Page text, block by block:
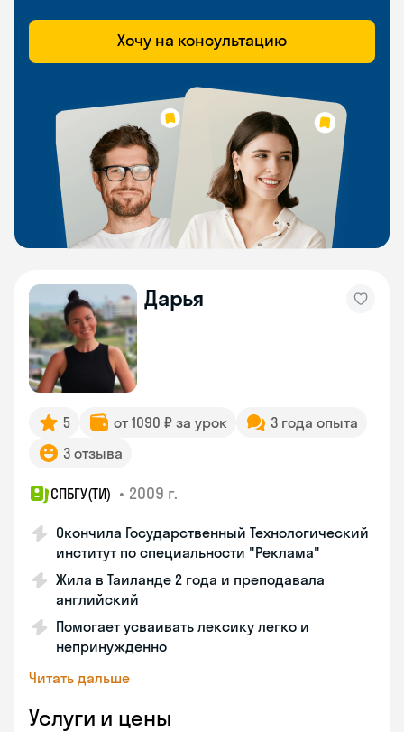
Хочу на консультацию
Дарья
5 от 1090 ₽ за урок
3 года опыта
3 отзыва
СПБГУ(ТИ) • 2009 г.
Окончила Государственный Технологический
институт по специальности "Реклама"
Жила в Таиланде 2 года и преподавала
английский
Помогает усваивать лексику легко и
непринужденно
Читать дальше
Услуги и цены